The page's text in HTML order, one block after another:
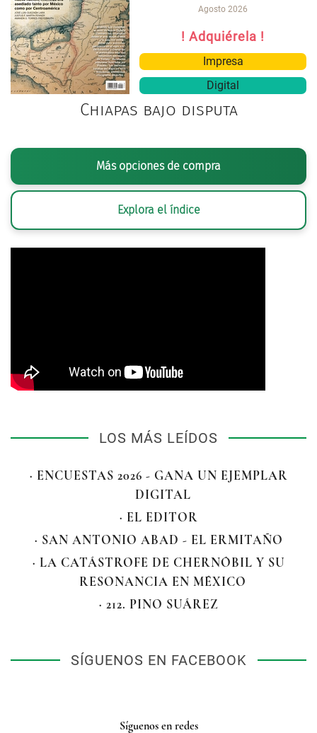
Agosto 2026
! Adquiérela !
Impresa
Digital
Chiapas bajo disputa
Más opciones de compra
Explora el índice
LOS MÁS LEÍDOS
· ENCUESTAS 2026 - GANA UN EJEMPLAR
DIGITAL
· EL EDITOR
· SAN ANTONIO ABAD - EL ERMITAÑO
· LA CATÁSTROFE DE CHERNÓBIL Y SU
RESONANCIA EN MÉXICO
· 212. PINO SUÁREZ
SÍGUENOS EN FACEBOOK
Síguenos en redes